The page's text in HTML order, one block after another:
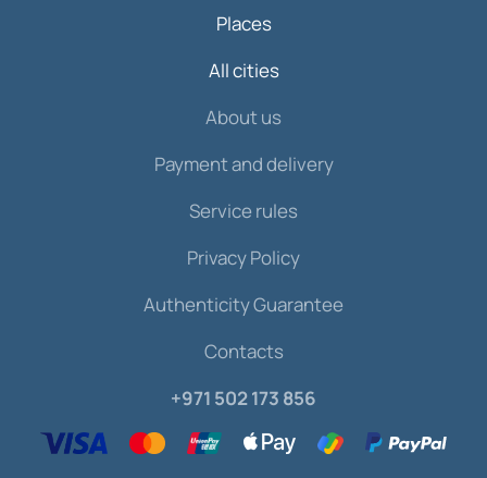
Places
All cities
About us
Payment and delivery
Service rules
Privacy Policy
Authenticity Guarantee
Contacts
+971 502 173 856